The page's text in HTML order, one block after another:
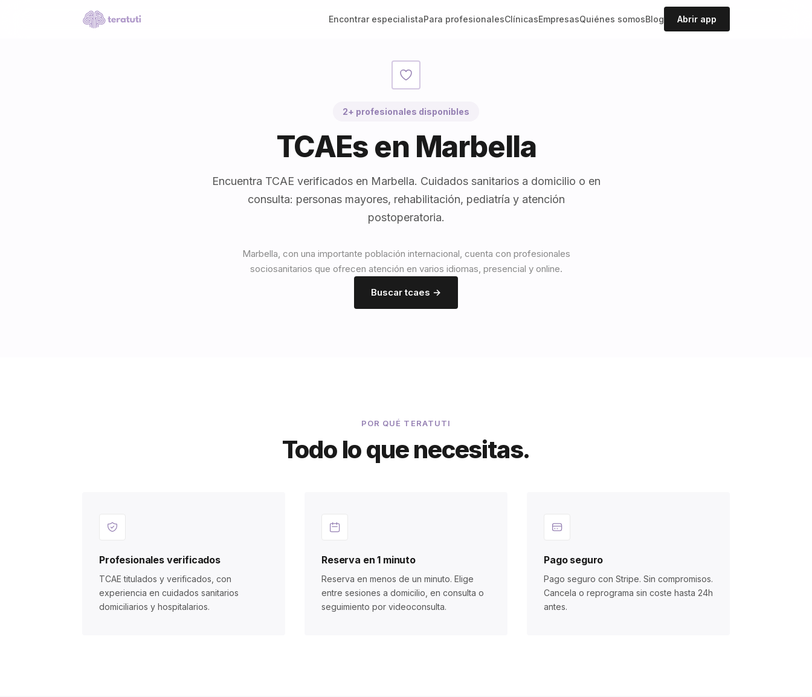
Encontrar especialistaPara profesionalesClínicasEmpresasQuiénes somosBlog Abrir app
2+ profesionales disponibles
TCAEs en Marbella
Encuentra TCAE verificados en Marbella. Cuidados sanitarios a domicilio o en
consulta: personas mayores, rehabilitación, pediatría y atención
postoperatoria.
Marbella, con una importante población internacional, cuenta con profesionales
sociosanitarios que ofrecen atención en varios idiomas, presencial y online.
Buscar tcaes →
POR QUÉ TERATUTI
Todo lo que necesitas.
Profesionales verificados
TCAE titulados y verificados, con
experiencia en cuidados sanitarios
domiciliarios y hospitalarios.
Reserva en 1 minuto
Reserva en menos de un minuto. Elige
entre sesiones a domicilio, en consulta o
seguimiento por videoconsulta.
Pago seguro
Pago seguro con Stripe. Sin compromisos.
Cancela o reprograma sin coste hasta 24h
antes.